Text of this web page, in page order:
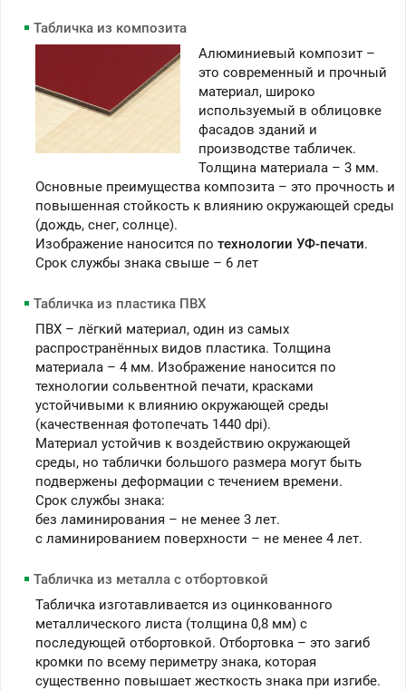
Табличка из композита
Алюминиевый композит –
это современный и прочный
материал, широко
используемый в облицовке
фасадов зданий и
производстве табличек.
Толщина материала – 3 мм.
Основные преимущества композита – это прочность и
повышенная стойкость к влиянию окружающей среды
(дождь, снег, солнце).
Изображение наносится по технологии УФ-печати.
Срок службы знака свыше – 6 лет
Табличка из пластика ПВХ
ПВХ – лёгкий материал, один из самых
распространённых видов пластика. Толщина
материала – 4 мм. Изображение наносится по
технологии сольвентной печати, красками
устойчивыми к влиянию окружающей среды
(качественная фотопечать 1440 dpi).
Материал устойчив к воздействию окружающей
среды, но таблички большого размера могут быть
подвержены деформации с течением времени.
Срок службы знака:
без ламинирования – не менее 3 лет.
c ламинированием поверхности – не менее 4 лет.
Табличка из металла с отбортовкой
Табличка изготавливается из оцинкованного
металлического листа (толщина 0,8 мм) с
последующей отбортовкой. Отбортовка – это загиб
кромки по всему периметру знака, которая
существенно повышает жесткость знака при изгибе.